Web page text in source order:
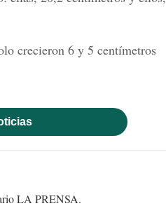
crecieron 6 y 5 centímetros
LA PRENSA.